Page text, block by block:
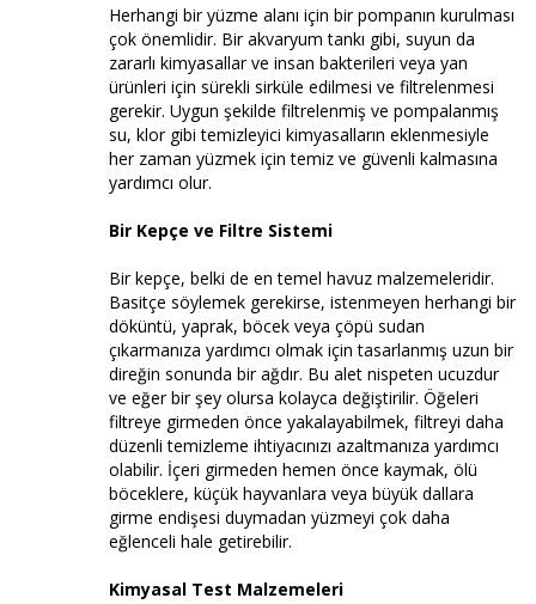
Herhangi bir yüzme alanı için bir pompanın kurulması
çok önemlidir. Bir akvaryum tankı gibi, suyun da
zararlı kimyasallar ve insan bakterileri veya yan
ürünleri için sürekli sirküle edilmesi ve filtrelenmesi
gerekir. Uygun şekilde filtrelenmiş ve pompalanmış
su, klor gibi temizleyici kimyasalların eklenmesiyle
her zaman yüzmek için temiz ve güvenli kalmasına
yardımcı olur.
Bir Kepçe ve Filtre Sistemi
Bir kepçe, belki de en temel havuz malzemeleridir.
Basitçe söylemek gerekirse, istenmeyen herhangi bir
döküntü, yaprak, böcek veya çöpü sudan
çıkarmanıza yardımcı olmak için tasarlanmış uzun bir
direğin sonunda bir ağdır. Bu alet nispeten ucuzdur
ve eğer bir şey olursa kolayca değiştirilir. Öğeleri
filtreye girmeden önce yakalayabilmek, filtreyi daha
düzenli temizleme ihtiyacınızı azaltmanıza yardımcı
olabilir. İçeri girmeden hemen önce kaymak, ölü
böceklere, küçük hayvanlara veya büyük dallara
girme endişesi duymadan yüzmeyi çok daha
eğlenceli hale getirebilir.
Kimyasal Test Malzemeleri